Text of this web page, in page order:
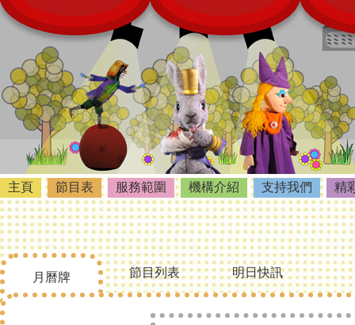
主頁 節目表 服務範圍 機構介紹 支持我們 精
月曆牌 節目列表 明日快訊